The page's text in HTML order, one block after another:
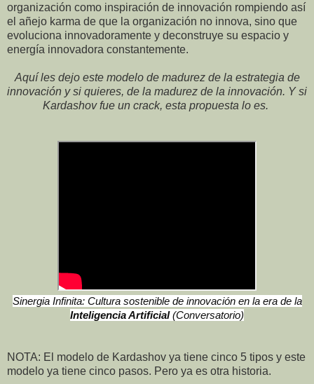
organización como inspiración de innovación rompiendo así
el añejo karma de que la organización no innova, sino que
evoluciona innovadoramente y deconstruye su espacio y
energía innovadora constantemente.
Aquí les dejo este modelo de madurez de la estrategia de
innovación y si quieres, de la madurez de la innovación. Y si
Kardashov fue un crack, esta propuesta lo es.
Sinergia Infinita: Cultura sostenible de innovación en la era de la
Inteligencia Artificial(Conversatorio)
NOTA: El modelo de Kardashov ya tiene cinco 5 tipos y este
modelo ya tiene cinco pasos. Pero ya es otra historia.